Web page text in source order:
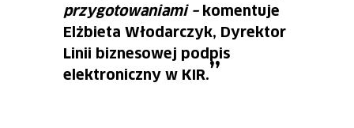
przygotowaniami – komentuje
Elżbieta Włodarczyk, Dyrektor
Linii biznesowej podpis
elektroniczny w KIR.